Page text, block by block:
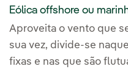
Eólica offshore ou
Aproveita o vento que
sua vez, divide-se
fixas e nas que são